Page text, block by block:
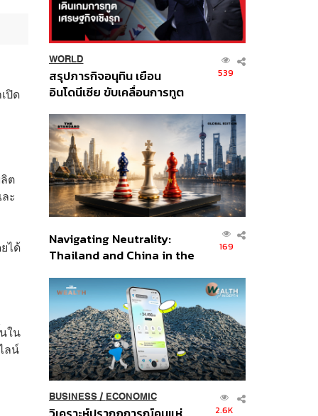
ปิด
ต
ะ
ได้
ใน
ลน์
WORLD
สรุปภารกิจอนุทิน เยือน
อินโดนีเซีย ขับเคลื่อนการทูต
ส่วนยุทธศาสตร์ไทย –
อินโดนีเซีย
539
Navigating Neutrality:
Thailand and China in the
Order
169
BUSINESS/ ECONOMIC
2.6K